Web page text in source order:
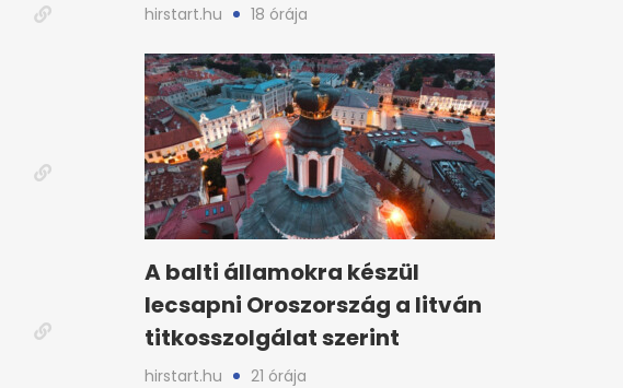
hirstart.hu 18 órája
A balti államokra készül
lecsapni Oroszország a litván
titkosszolgálat szerint
hirstart.hu 21 órája